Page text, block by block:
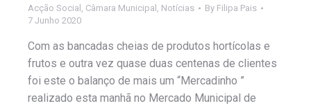
Acção Social Câmara Municipal Notícias By Filipa Pais
7 Junho 2020
Com as bancadas cheias de produtos hortícolas e
frutos e outra vez quase duas centenas de clientes
foi este o balanço de mais um “Mercadinho ”
realizado esta manhã no Mercado Municipal de